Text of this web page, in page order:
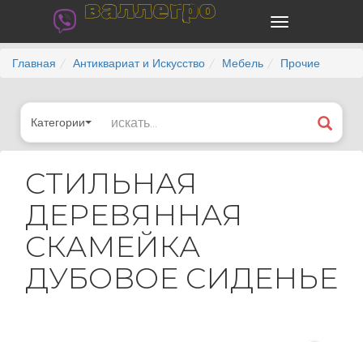
валлегро
Главная Антиквариат и Искусство Мебель Прочие
Категории
СТИЛЬНАЯ
ДЕРЕВЯННАЯ
СКАМЕЙКА
ДУБОВОЕ СИДЕНЬЕ